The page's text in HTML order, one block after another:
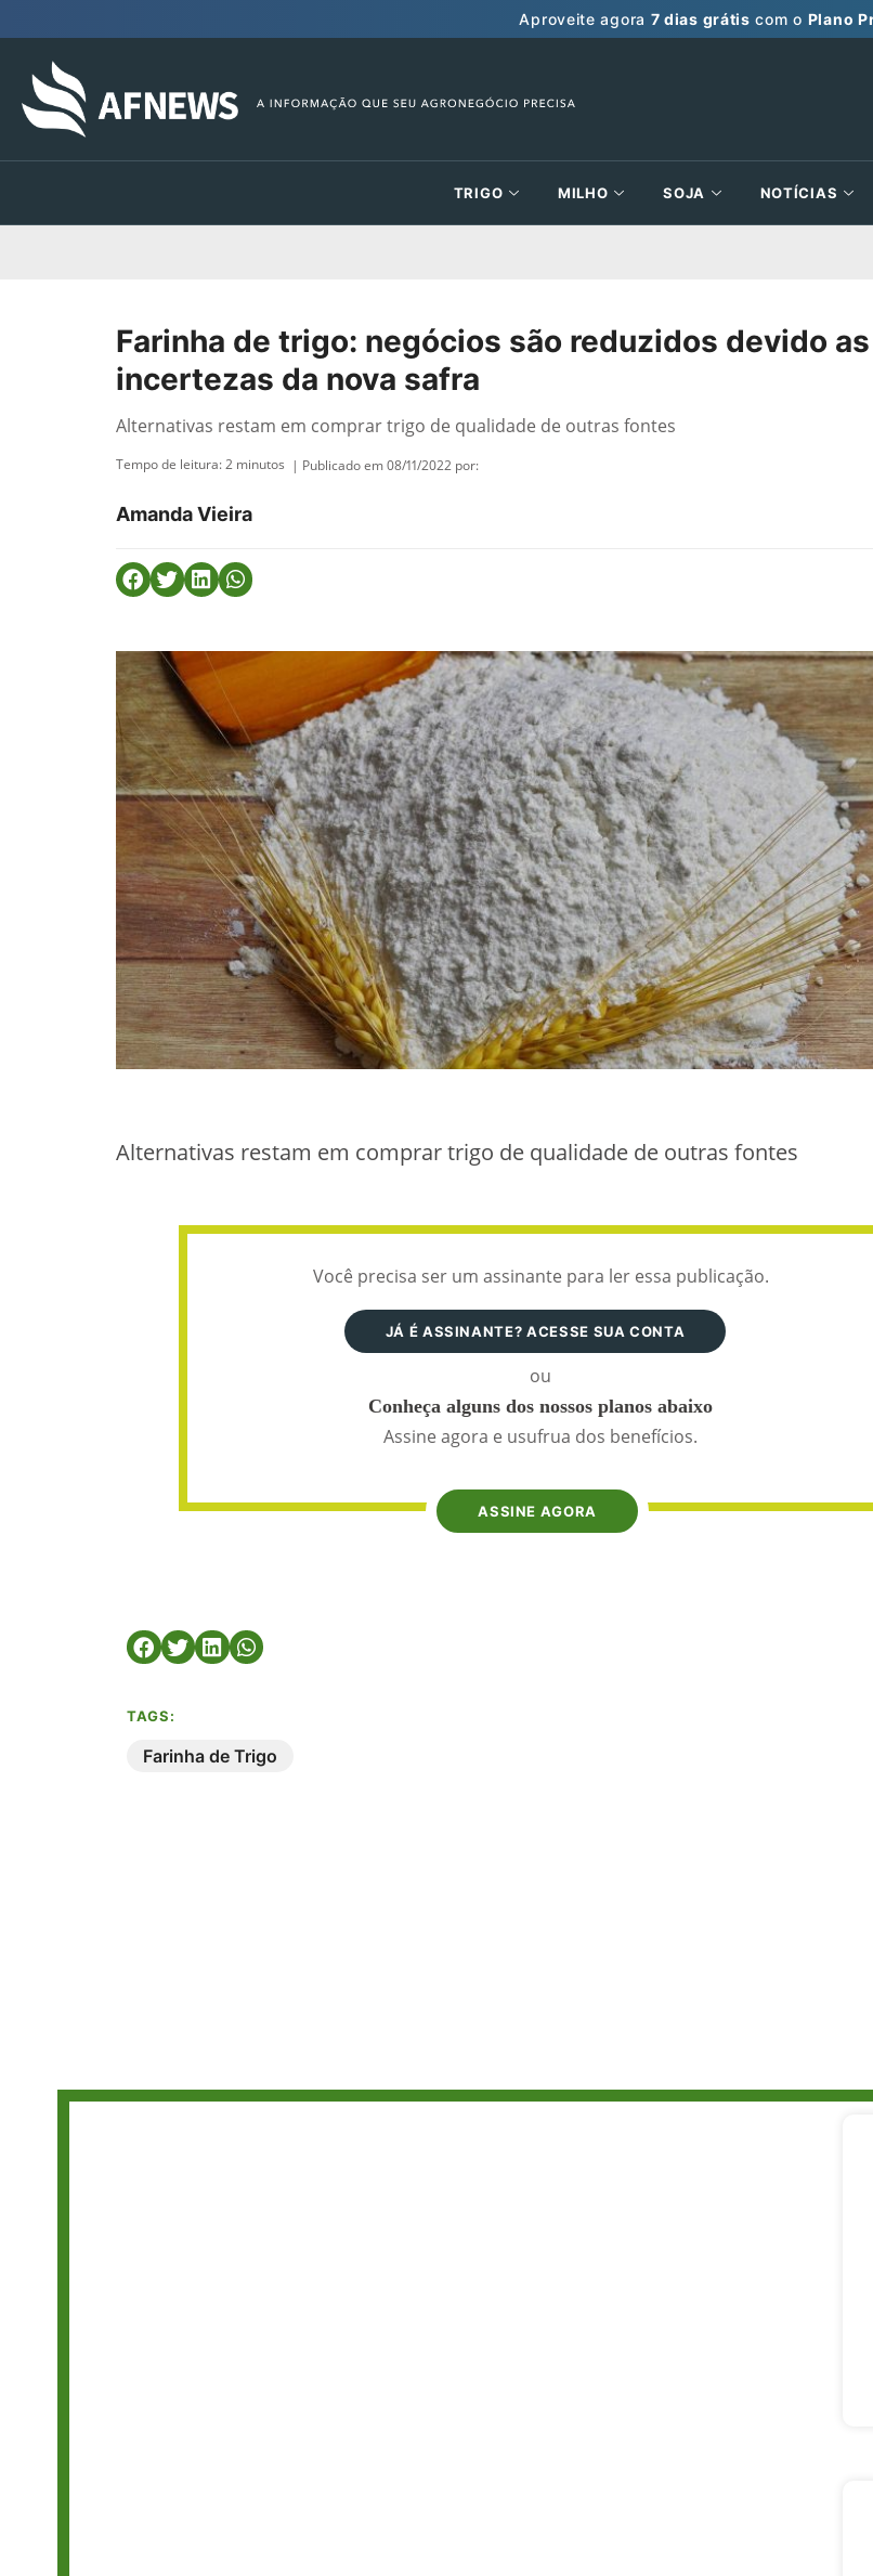
Aproveite agora 7 dias grátis com o Plano
TRIGO MILHO SOJA NOTÍCIAS
Farinha de trigo: negócios são reduzidos devido as
incertezas da nova safra
Alternativas restam em comprar trigo de qualidade de outras fontes
Tempo de leitura:2 minutos | Publicado em 08/11/2022 por:
Amanda Vieira
Alternativas restam em comprar trigo de qualidade de outras fontes
Você precisa ser um assinante para ler essa publicação.
JÁ É ASSINANTE? ACESSE SUA CONTA
ou
Conheça alguns dos nossos planos abaixo
Assine agora e usufrua dos benefícios.
ASSINE AGORA
TAGS:
Farinha de Trigo